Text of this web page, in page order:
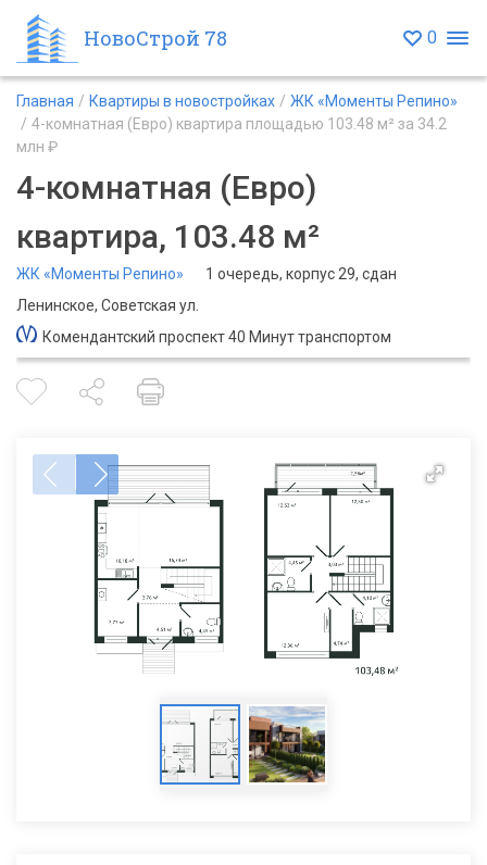
НовоСтрой 78 0
Главная Квартиры в новостройках
ЖК «Моменты Репино»
4-комнатная (Евро) квартира площадью 103.48 м² за 34.2
млн ₽
4-комнатная (Евро)
квартира, 103.48 м²
ЖК «Моменты Репино»
1 очередь, корпус 29, сдан
Ленинское, Советская ул.
Комендантский проспект 40 Минут транспортом